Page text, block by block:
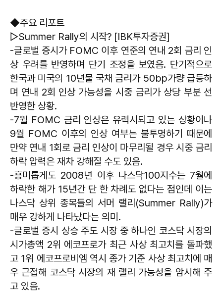
◆주요 리포트
▷Summer Rally의 시작? [IBK투자증권]
-글로벌 증시가 FOMC 이후 연준의 연내 2회 금리 인
상 우려를 반영하며 단기 조정을 보였음. 단기적으로
한국과 미국의 10년물 국채 금리가 50bp가량 급등하
며 연내 2회 인상 가능성을 시중 금리가 상당 부분 선
반영한 상황.
-7월 FOMC 금리 인상은 유력시되고 있는 상황이나
9월 FOMC 이후의 인상 여부는 불투명하기 때문에
만약 연내 1회로 금리 인상이 마무리될 경우 시중 금리
하락 압력은 재차 강해질 수도 있음.
-흥미롭게도 2008년 이후 나스닥100지수는 7월에
하락한 해가 15년간 단 한 차례도 없다는 점인데 이는
나스닥 상위 종목들의 서머 랠리(Summer Rally)가
매우 강하게 나타났다는 의미.
-글로벌 증시 상승 주도 시장 중 하나인 코스닥 시장의
시가총액 2위 에코프로가 최근 사상 최고치를 돌파했
고 1위 에코프로비엠 역시 종가 기준 사상 최고치에 매
우 근접해 코스닥 시장의 재 랠리 가능성을 암시해 주
고 있음.